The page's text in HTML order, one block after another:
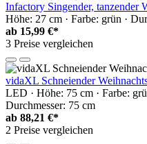
Infactory Singender, tanzender
Höhe: 27 cm · Farbe: grün ·
ab 15,99 €*
3 Preise vergleichen
vidaXL Schneiender
LED · Höhe: 75 cm · Farbe:
Durchmesser: 75 cm
ab 88,21 €*
2 Preise vergleichen